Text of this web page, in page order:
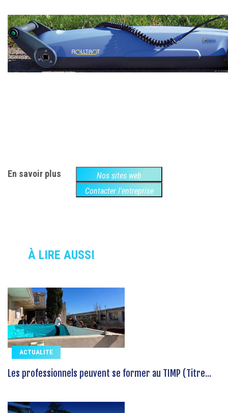
En savoir plus
Nos sites web
Contacter l'entreprise
À LIRE AUSSI
ACTUALITE
Les professionnels peuvent se former au TIMP (Titre...